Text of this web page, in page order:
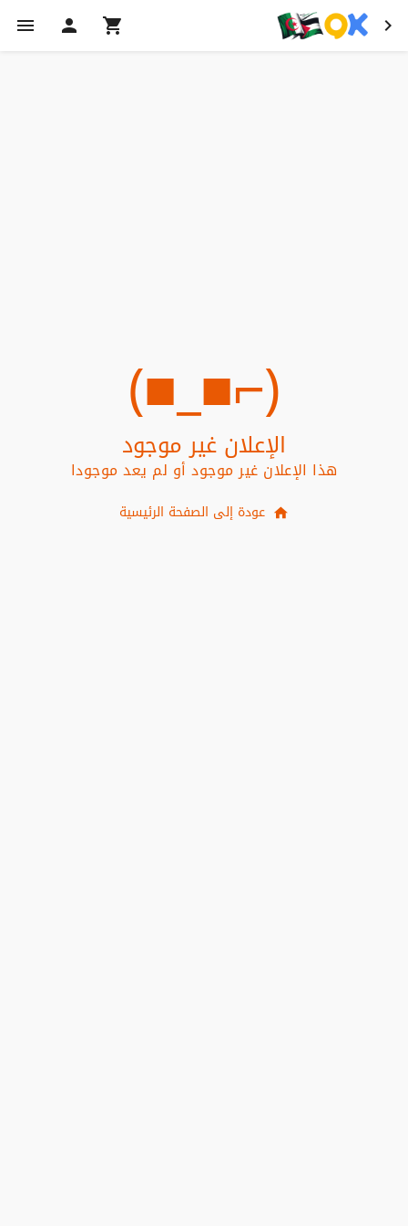
(⌐■_■)
الإعلان غير موجود
هذا الإعلان غير موجود أو لم يعد موجودا
عودة إلى الصفحة الرئيسية